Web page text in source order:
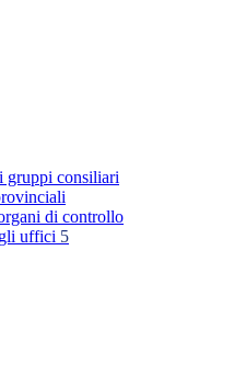
gruppi consiliari
di controllo
uffici 5